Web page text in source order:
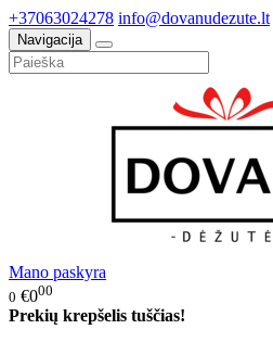
+37063024278 info@dovanudezute.lt
Navigacija
Mano paskyra
0 €000
Prekių krepšelis tuščias!